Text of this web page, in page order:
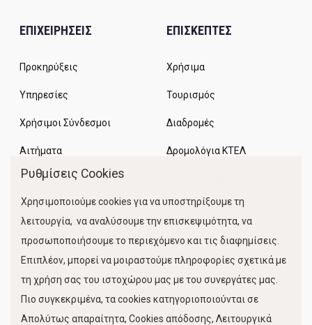
ΕΠΙΧΕΙΡΗΣΕΙΣ
Προκηρύξεις
Υπηρεσίες
Χρήσιμοι Σύνδεσμοι
Αιτήματα
ΕΠΙΣΚΕΠΤΕΣ
Χρήσιμα
Τουρισμός
Διαδρομές
Δρομολόγια ΚΤΕΛ
Κίνηση Λιμένος
Ρυθμίσεις Cookies
Χρησιμοποιούμε cookies για να υποστηρίξουμε τη
λειτουργία, να αναλύσουμε την επισκεψιμότητα, να
προσωποποιήσουμε το περιεχόμενο και τις διαφημίσεις.
Επιπλέον, μπορεί να μοιραστούμε πληροφορίες σχετικά με
τη χρήση σας του ιστοχώρου μας με του συνεργάτες μας.
Πιο συγκεκριμένα, τα cookies κατηγοριοποιούνται σε
Απολύτως απαραίτητα, Cookies απόδοσης, Λειτουργικά